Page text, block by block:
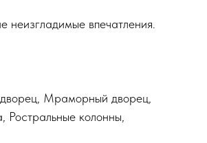
неизгладимые впечатления.
дворец, Мраморный дворец,
колонны,